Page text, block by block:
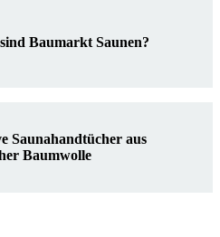
Baumarkt Saunen?
Saunahandtücher aus
Baumwolle